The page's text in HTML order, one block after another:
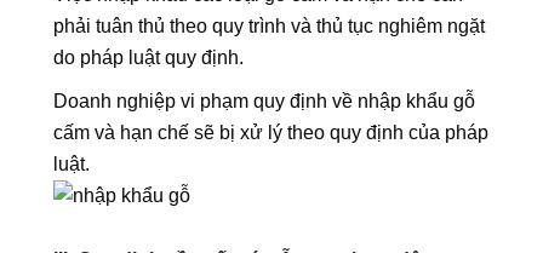
phải tuân thủ theo quy trình và thủ tục nghiêm ngặt
do pháp luật quy định.
Doanh nghiệp vi phạm quy định về nhập khẩu gỗ
cấm và hạn chế sẽ bị xử lý theo quy định của pháp
luật.